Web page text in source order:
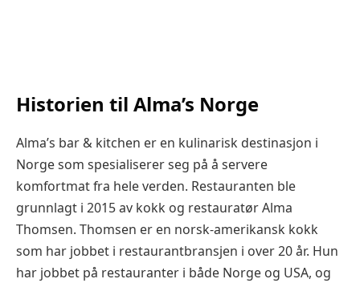
Historien til Alma’s Norge
Alma’s bar & kitchen er en kulinarisk destinasjon i
Norge som spesialiserer seg på å servere
komfortmat fra hele verden. Restauranten ble
grunnlagt i 2015 av kokk og restauratør Alma
Thomsen. Thomsen er en norsk-amerikansk kokk
som har jobbet i restaurantbransjen i over 20 år. Hun
har jobbet på restauranter i både Norge og USA, og